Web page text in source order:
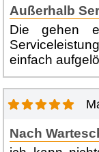
Außerhalb
Die gehen
einfach
Nach